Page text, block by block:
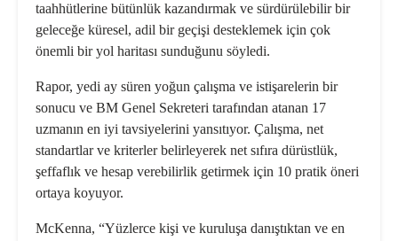
taahhütlerine bütünlük kazandırmak ve sürdürülebilir bir
geleceğe küresel, adil bir geçişi desteklemek için çok
önemli bir yol haritası sunduğunu söyledi.
Rapor, yedi ay süren yoğun çalışma ve istişarelerin bir
sonucu ve BM Genel Sekreteri tarafından atanan 17
uzmanın en iyi tavsiyelerini yansıtıyor. Çalışma, net
standartlar ve kriterler belirleyerek net sıfıra dürüstlük,
şeffaflık ve hesap verebilirlik getirmek için 10 pratik öneri
ortaya koyuyor.
McKenna, “Yüzlerce kişi ve kuruluşa danıştıktan ve en